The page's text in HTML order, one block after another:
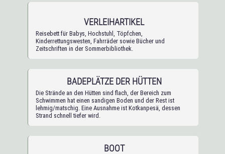
VERLEIHARTIKEL
Reisebett für Babys, Hochstuhl, Töpfchen,
Kinderrettungswesten, Fahrräder sowie Bücher und
Zeitschriften in der Sommerbibliothek.
BADEPLÄTZE DER HÜTTEN
Die Strände an den Hütten sind flach, der Bereich zum
Schwimmen hat einen sandigen Boden und der Rest ist
lehmig/matschig. Eine Ausnahme ist Kotkanpesä, dessen
Strand schnell tiefer wird.
BOOT